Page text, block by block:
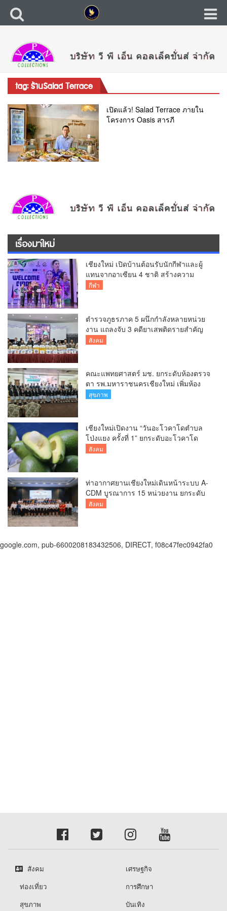
tag: ร้านSalad Terrace
เปิดแล้ว! Salad Terrace ภายใน
โครงการ Oasis สารภี
เรื่องมาใหม่
เชียงใหม่ เปิดบ้านต้อนรับนักกีฬาและผู้
แทนจากอาเซียน 4 ชาติ สร้างความ
ประทับใจก่อนเปิดศึกวอลเลย์บอล BYD
กีฬา
ตำรวจภูธรภาค 5 ผนึกกำลังหลายหน่วย
งาน แถลงจับ 3 คดียาเสพติดรายสำคัญ
ยึดยาบ้ากว่า 3.2 ล้านเม็ด เฮโรอีน 8.62
สังคม
คณะแพทยศาสตร์ มช. ยกระดับห้องตรวจ
ตา รพ.มหาราชนครเชียงใหม่ เพิ่มห้อง
ตรวจ-นำเทคโนโลยีทันสมัย รองรับผู้ป่วย
สุขภาพ
เชียงใหม่เปิดงาน “วันอะโวคาโดตำบล
โป่งแยง ครั้งที่ 1” ยกระดับอะโวคาโด
คุณภาพ สู่ผลไม้เศรษฐกิจและแหล่งท่อง
สังคม
ท่าอากาศยานเชียงใหม่เดินหน้าระบบ A-
CDM บูรณาการ 15 หน่วยงาน ยกระดับ
การบริหารเที่ยวบินและบริการผู้โดยสาร
สังคม
google.com, pub-6600208183432506, DIRECT, f08c47fec0942fa0
สังคม
เศรษฐกิจ
ท่องเที่ยว
การศึกษา
สุขภาพ
บันเทิง